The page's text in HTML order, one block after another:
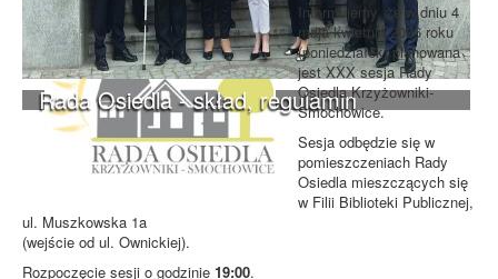
Rada Osiedla - skład, regulamin
Informujemy, że w dniu 4
maja kwietnia 2026 roku
(poniedziałek) planowana
jest XXX sesja Rady
Osiedla Krzyżowniki-
Smochowice.
Sesja odbędzie się w
pomieszczeniach Rady
Osiedla mieszczących się
w Filii Biblioteki Publicznej,
ul. Muszkowska 1a
(wejście od ul. Ownickiej).
Rozpoczęcie sesji o godzinie 19:00.